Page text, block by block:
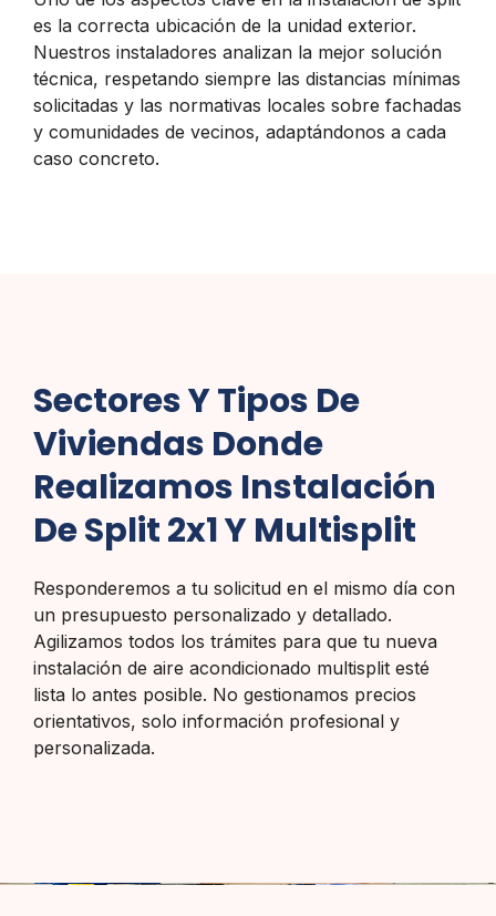
es la correcta ubicación de la unidad exterior.
Nuestros instaladores analizan la mejor solución
técnica, respetando siempre las distancias mínimas
solicitadas y las normativas locales sobre fachadas
y comunidades de vecinos, adaptándonos a cada
caso concreto.
Sectores Y Tipos De
Viviendas Donde
Realizamos Instalación
De Split 2x1 Y Multisplit
Responderemos a tu solicitud en el mismo día con
un presupuesto personalizado y detallado.
Agilizamos todos los trámites para que tu nueva
instalación de aire acondicionado multisplit esté
lista lo antes posible. No gestionamos precios
orientativos, solo información profesional y
personalizada.